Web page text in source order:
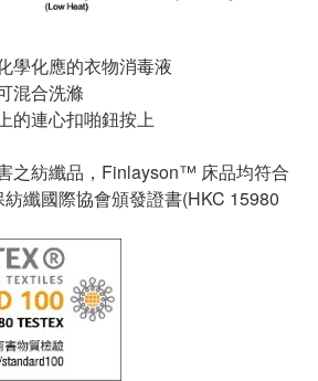
學化應的衣物消毒液
混合洗滌
的連心扣啪鈕按上
之紡纖品，Finlayson™ 床品均符合
纖國際協會頒發證書(HKC 15980